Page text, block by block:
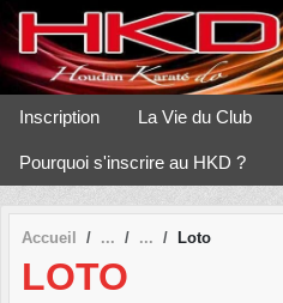
Inscription La Vie du Club
Pourquoi s'inscrire au HKD ?
Accueil Loto
LOTO
Panneau de gestion des cookies